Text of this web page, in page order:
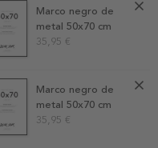
Marco negro de
metal 50x70 cm
35,95 €
Marco negro de
metal 50x70 cm
35,95 €